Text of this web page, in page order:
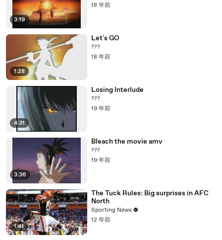
3:19
18 年前
1:28
Let's GO
???
18 年前
4:31
Losing Interlude
???
19 年前
3:36
Bleach the movie amv
???
19 年前
1:41
The Tuck Rules: Big surprises in AFC
North
Sporting News
12 年前